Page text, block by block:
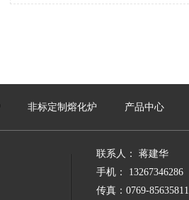
非标定制熔化炉 产品中心
联系人： 蒋建华
手机： 13267346286
传真：0769-85635811